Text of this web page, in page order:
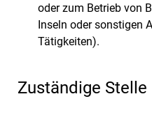
oder zum Betrieb von
Inseln oder sonstigen
Tätigkeiten).
Zuständige Stelle